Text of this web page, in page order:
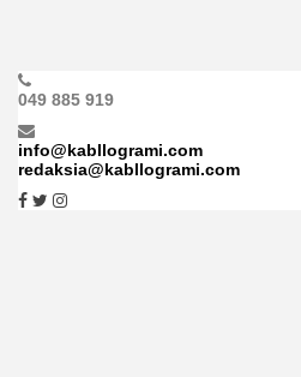
049 885 919
info@kabllogrami.com
redaksia@kabllogrami.com